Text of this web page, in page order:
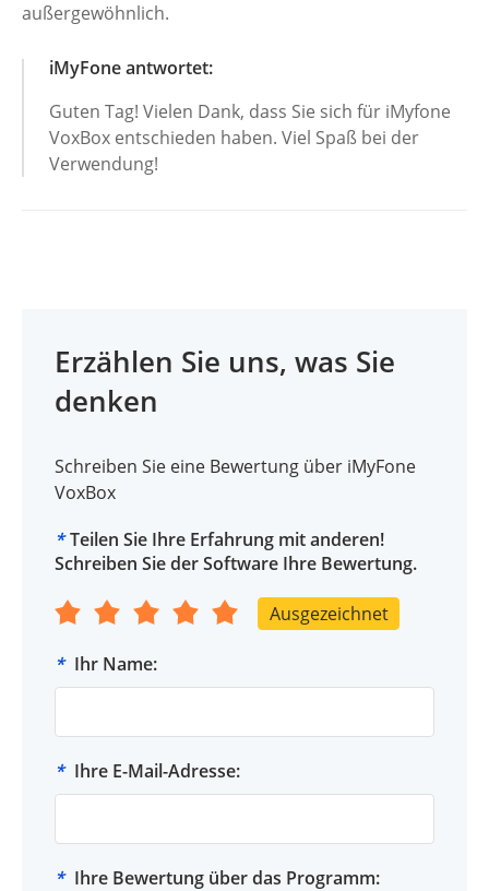
außergewöhnlich.
iMyFone antwortet:
Guten Tag! Vielen Dank, dass Sie sich für iMyfone
VoxBox entschieden haben. Viel Spaß bei der
Verwendung!
Erzählen Sie uns, was Sie
denken
Schreiben Sie eine Bewertung über iMyFone
VoxBox
* Teilen Sie Ihre Erfahrung mit anderen!
Schreiben Sie der Software Ihre Bewertung.
Ausgezeichnet
* Ihr Name:
* Ihre E-Mail-Adresse:
* Ihre Bewertung über das Programm: